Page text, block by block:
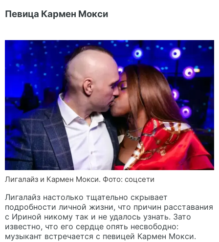
Певица Кармен Мокси
Лигалайз и Кармен Мокси. Фото: соцсети
Лигалайз настолько тщательно скрывает
подробности личной жизни, что причин расставания
с Ириной никому так и не удалось узнать. Зато
известно, что его сердце опять несвободно:
музыкант встречается с певицей Кармен Мокси.